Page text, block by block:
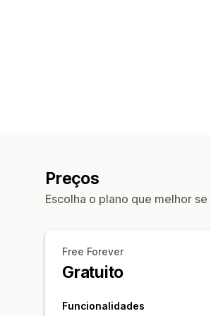
Preços
Escolha o plano que melhor
Free Forever
Gratuito
Funcionalidades